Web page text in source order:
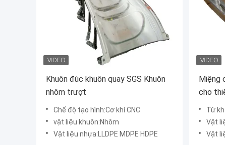
Khuôn đúc khuôn quay SGS Khuôn
nhôm trượt
Chế độ tạo hình:Cơ khí CNC
vật liệu khuôn:Nhôm
Vật liệu nhựa:LLDPE MDPE HDPE
Miệng
cho
Từ
Vật
Vật